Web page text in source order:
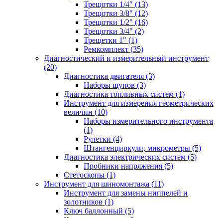
Трещотки 1/4" (13)
Трещотки 3/8" (12)
Трещотки 1/2" (16)
Трещотки 3/4" (2)
Трещетки 1" (1)
Ремкомплект (35)
Диагностический и измерительный инструмент
(20)
Диагностика двигателя (3)
Наборы щупов (3)
Диагностика топливных систем (1)
Инструмент для измерения геометрических
величин (10)
Наборы измерительного инструмента
(1)
Рулетки (4)
Штангенциркули, микрометры (5)
Диагностика электрических систем (5)
Пробники напряжения (5)
Стетоскопы (1)
Инструмент для шиномонтажа (11)
Инструмент для замены ниппелей и
золотников (1)
Ключ баллонный (5)